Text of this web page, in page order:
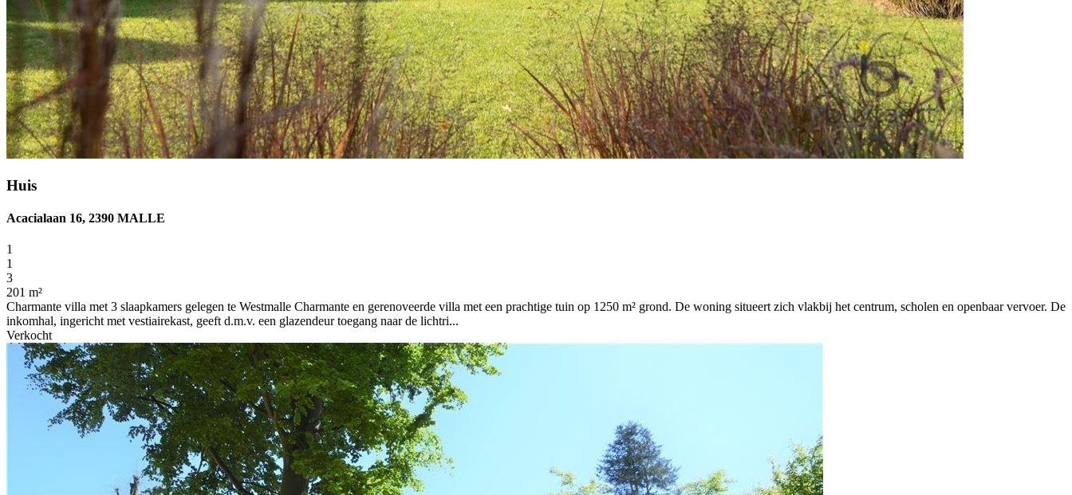
Huis
Acacialaan 16, 2390 MALLE
1
1
3
201 m²
Charmante villa met 3 slaapkamers gelegen te Westmalle Charmante en gerenoveerde villa met een prachtige tuin op 1250 m² grond. De woning situeert zich vlakbij het centrum, scholen en openbaar vervoer. De
inkomhal, ingericht met vestiairekast, geeft d.m.v. een glazendeur toegang naar de lichtri...
Verkocht